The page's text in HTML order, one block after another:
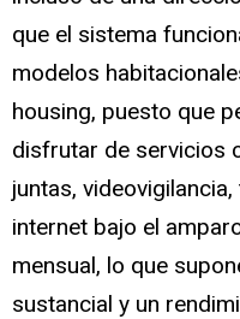
que el sistema
modelos
housing, puesto que
disfrutar de servicios
juntas,
internet bajo el
mensual, lo que
sustancial y un